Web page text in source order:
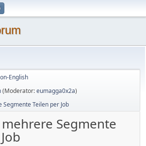
English
(Moderator:eumagga0x2a)
Segmente Teilen per Job
Segmente